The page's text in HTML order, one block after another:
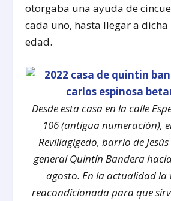
otorgaba una ayuda de
cada uno, hasta llegar a
edad.
Desde esta casa en la calle
106 (antigua numeración),
Revillagigedo, barrio de
general Quintín Bandera
agosto. En la actualidad la
reacondicionada para que